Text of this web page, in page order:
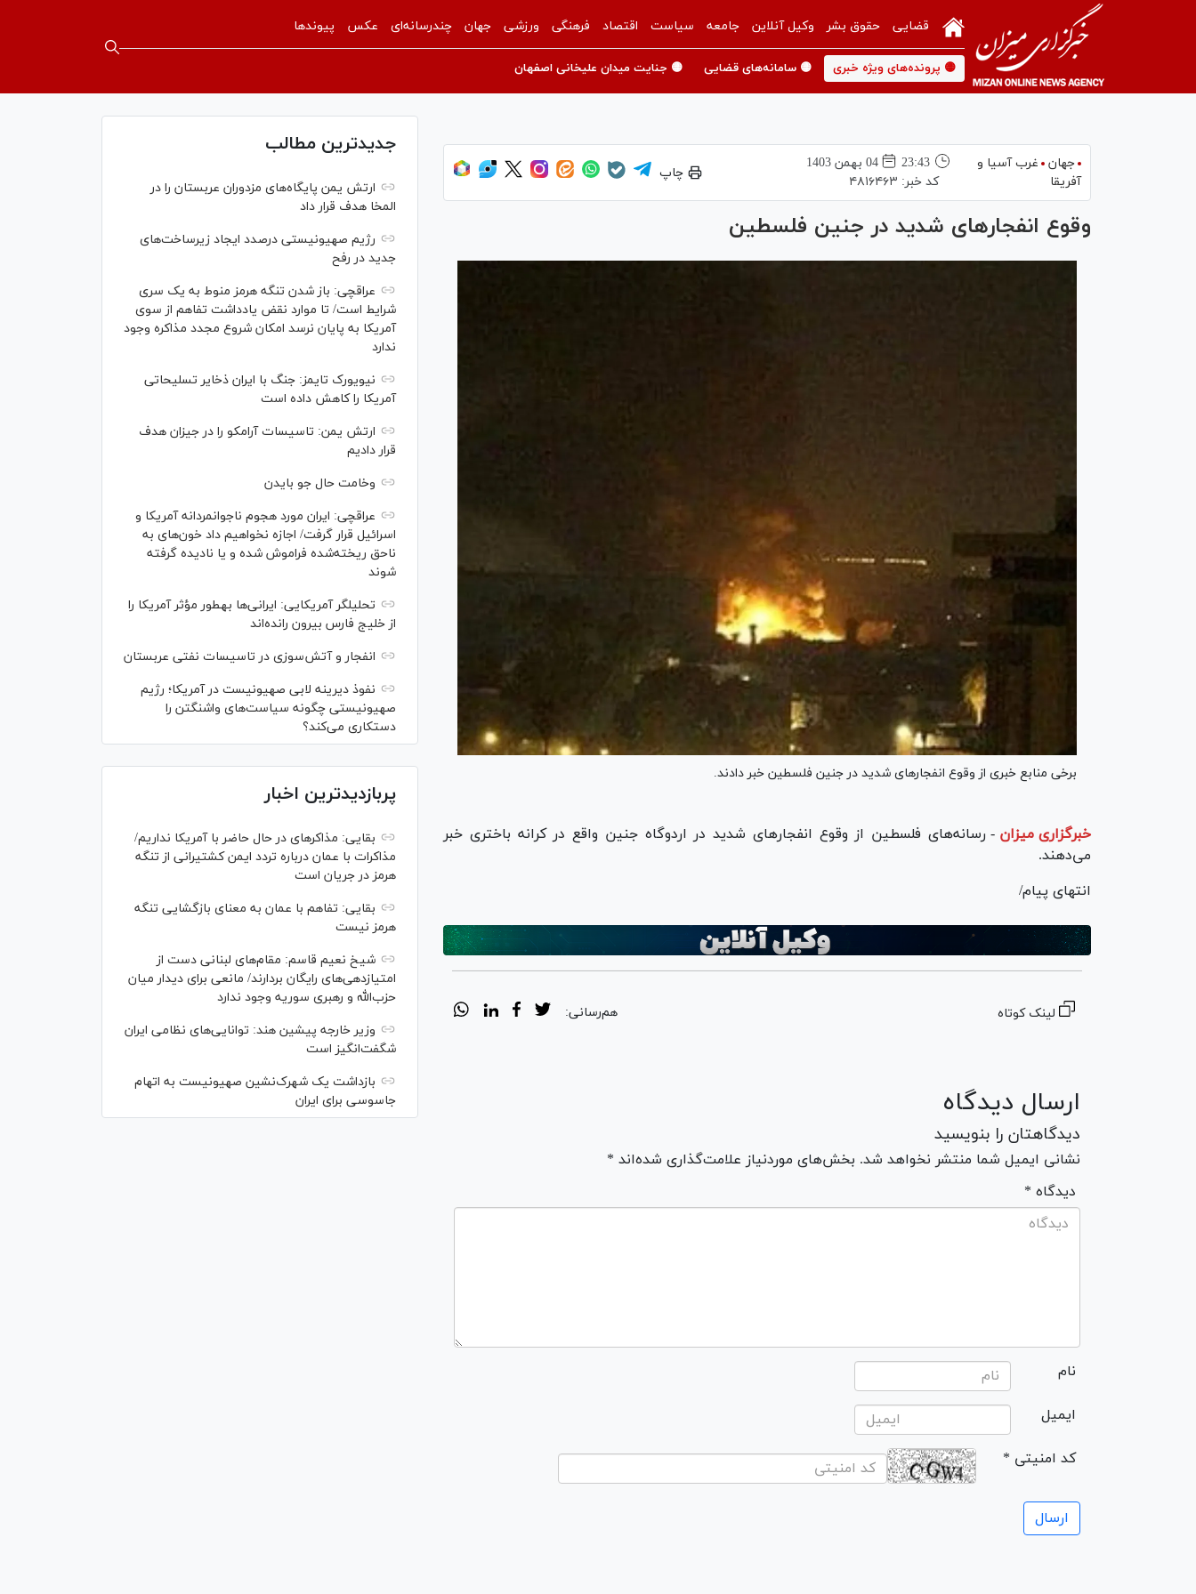
قضایی حقوق بشر وکیل آنلاین جامعه سیاست اقتصاد فرهنگی ورزشی جهان چندرسانه‌ای عکس پیوندها
🟡 پرونده‌های ویژه خبری 🟡 سامانه‌های قضایی 🟡 جنایت میدان علیخانی اصفهان
جهان
غرب آسیا و
آفریقا
23:43
04 بهمن 1403
کد خبر: ۴۸۱۶۴۶۳
چاپ
وقوع انفجار‌های شدید در جنین فلسطین
برخی منابع خبری از وقوع انفجار‌های شدید در جنین فلسطین خبر دادند.
خبرگزاری میزان - رسانه‌های فلسطین از وقوع انفجار‌های شدید در اردوگاه جنین واقع در کرانه باختری خبر
می‌دهند.
انتهای پیام/
لینک کوتاه هم‌رسانی:
ارسال دیدگاه
دیدگاهتان را بنویسید
نشانی ایمیل شما منتشر نخواهد شد. بخش‌های موردنیاز علامت‌گذاری شده‌اند *
* دیدگاه
نام
ایمیل
* کد امنیتی
جدیدترین مطالب
ارتش یمن پایگاه‌های مزدوران عربستان را در
المخا هدف قرار داد
رژیم صهیونیستی درصدد ایجاد زیرساخت‌های
جدید در رفح
عراقچی: باز شدن تنگه هرمز منوط به یک سری
شرایط است/ تا موارد نقض یادداشت تفاهم از سوی
آمریکا به پایان نرسد امکان شروع مجدد مذاکره وجود
ندارد
نیویورک تایمز: جنگ با ایران ذخایر تسلیحاتی
آمریکا را کاهش داده است
ارتش یمن: تاسیسات آرامکو را در جیزان هدف
قرار دادیم
وخامت حال جو بایدن
عراقچی: ایران مورد هجوم ناجوانمردانه آمریکا و
اسرائیل قرار گرفت/ اجازه نخواهیم داد خون‌های به
ناحق ریخته‌شده فراموش شده و یا نادیده گرفته
شوند
تحلیلگر آمریکایی: ایرانی‌ها به‎طور مؤثر آمریکا را
از خلیج فارس بیرون رانده‌اند
انفجار و آتش‌سوزی در تاسیسات نفتی عربستان
نفوذ دیرینه لابی صهیونیست در آمریکا؛ رژیم
صهیونیستی چگونه سیاست‌های واشنگتن را
دستکاری می‌کند؟
پربازدیدترین اخبار
بقایی: مذاکره‎ای در حال حاضر با آمریکا نداریم/
مذاکرات با عمان درباره تردد ایمن کشتیرانی از تنگه
هرمز در جریان است
بقایی: تفاهم با عمان به معنای بازگشایی تنگه
هرمز نیست
شیخ نعیم قاسم: مقام‌های لبنانی دست از
امتیازدهی‌های رایگان بردارند/ مانعی برای دیدار میان
حزب‌الله و رهبری سوریه وجود ندارد
وزیر خارجه پیشین هند: توانایی‌های نظامی ایران
شگفت‌انگیز است
بازداشت یک شهرک‌نشین صهیونیست به اتهام
جاسوسی برای ایران